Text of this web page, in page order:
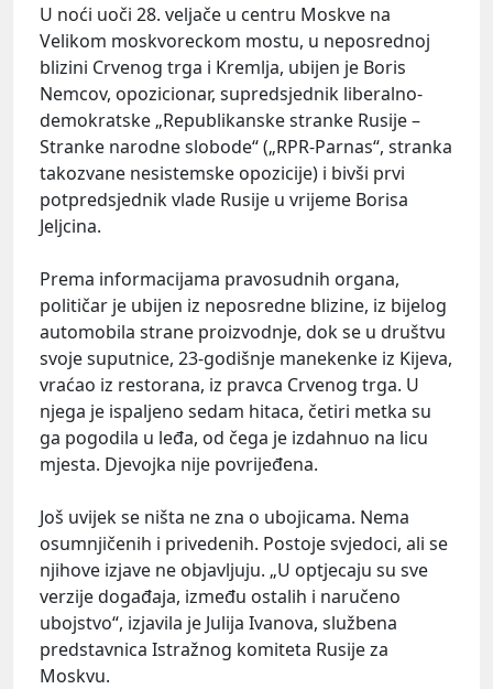
U noći uoči 28. veljače u centru Moskve na
Velikom moskvoreckom mostu, u neposrednoj
blizini Crvenog trga i Kremlja, ubijen je Boris
Nemcov, opozicionar, supredsjednik liberalno-
demokratske „Republikanske stranke Rusije –
Stranke narodne slobode“ („RPR-Parnas“, stranka
takozvane nesistemske opozicije) i bivši prvi
potpredsjednik vlade Rusije u vrijeme Borisa
Jeljcina.
Prema informacijama pravosudnih organa,
političar je ubijen iz neposredne blizine, iz bijelog
automobila strane proizvodnje, dok se u društvu
svoje suputnice, 23-godišnje manekenke iz Kijeva,
vraćao iz restorana, iz pravca Crvenog trga. U
njega je ispaljeno sedam hitaca, četiri metka su
ga pogodila u leđa, od čega je izdahnuo na licu
mjesta. Djevojka nije povrijeđena.
Još uvijek se ništa ne zna o ubojicama. Nema
osumnjičenih i privedenih. Postoje svjedoci, ali se
njihove izjave ne objavljuju. „U optjecaju su sve
verzije događaja, između ostalih i naručeno
ubojstvo“, izjavila je Julija Ivanova, službena
predstavnica Istražnog komiteta Rusije za
Moskvu.